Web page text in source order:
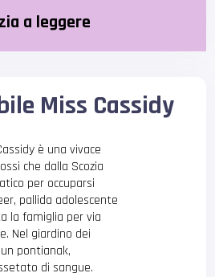
a leggere
Miss Cassidy
è una vivace
che dalla Scozia
per occuparsi
pallida adolescente
la famiglia per via
Nel giardino dei
pontianak,
di sangue.